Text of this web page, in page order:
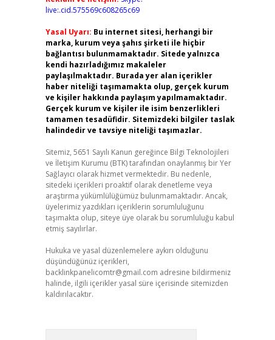
live:.cid.575569c608265c69
Yasal Uyarı: Bu internet sitesi, herhangi bir
marka, kurum veya şahıs şirketi ile hiçbir
bağlantısı bulunmamaktadır. Sitede yalnızca
kendi hazırladığımız makaleler
paylaşılmaktadır. Burada yer alan içerikler
haber niteliği taşımamakta olup, gerçek kurum
ve kişiler hakkında paylaşım yapılmamaktadır.
Gerçek kurum ve kişiler ile isim benzerlikleri
tamamen tesadüfidir. Sitemizdeki bilgiler taslak
halindedir ve tavsiye niteliği taşımazlar.
Sitemiz, 5651 Sayılı Kanun gereğince Bilgi Teknolojileri
ve İletişim Kurumu (BTK) tarafından onaylanmış bir Yer
Sağlayıcı olarak hizmet vermektedir. Bu nedenle,
sitedeki içerikleri proaktif olarak denetleme veya
araştırma yükümlülüğümüz bulunmamaktadır. Ancak,
üyelerimiz yazdıkları içeriklerin sorumluluğunu
taşımakta olup, siteye üye olarak bu sorumluluğu kabul
etmiş sayılırlar.
Hukuka ve yasal düzenlemelere aykırı olduğunu
düşündüğünüz içerikleri,
backlinkpanelicomtr@gmail.com adresine bildirmeniz
halinde, ilgili içerikler yasal süre içerisinde sitemizden
kaldırılacaktır.